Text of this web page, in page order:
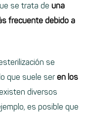
se trata de una
frecuente debido a
se
que suele seren los
diversos
es posible que